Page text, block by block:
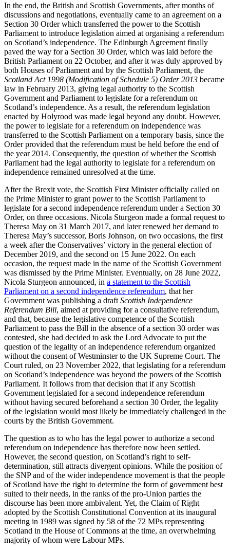
In the end, the British and Scottish Governments, after months of
discussions and negotiations, eventually came to an agreement on a
Section 30 Order which transferred the power to the Scottish
Parliament to introduce legislation aimed at organising a referendum
on Scotland’s independence. The Edinburgh Agreement finally
paved the way for a Section 30 Order, which was laid before the
British Parliament on 22 October, and after it was duly approved by
both Houses of Parliament and by the Scottish Parliament, the
Scotland Act 1998 (Modification of Schedule 5) Order 2013 became
law in February 2013, giving legal authority to the Scottish
Government and Parliament to legislate for a referendum on
Scotland’s independence. As a result, the referendum legislation
enacted by Holyrood was made legal beyond any doubt. However,
the power to legislate for a referendum on independence was
transferred to the Scottish Parliament on a temporary basis, since the
Order provided that the referendum must be held before the end of
the year 2014. Consequently, the question of whether the Scottish
Parliament had the legal authority to legislate for a referendum on
independence remained unresolved at the time.
After the Brexit vote, the Scottish First Minister officially called on
the Prime Minister to grant power to the Scottish Parliament to
legislate for a second independence referendum under a Section 30
Order, on three occasions. Nicola Sturgeon made a formal request to
Theresa May on 31 March 2017, and later renewed her demand to
Theresa May’s successor, Boris Johnson, on two occasions, the first
a week after the Conservatives’ victory in the general election of
December 2019, and the second on 15 June 2022. On each
occasion, the request made in the name of the Scottish Government
was dismissed by the Prime Minister. Eventually, on 28 June 2022,
Nicola Sturgeon announced, in a statement to the Scottish
Parliament on a second independence referendum, that her
Government was publishing a draft Scottish Independence
Referendum Bill, aimed at providing for a consultative referendum,
and that, because the legislative competence of the Scottish
Parliament to pass the Bill in the absence of a section 30 order was
contested, she had decided to ask the Lord Advocate to put the
question of the legality of an independence referendum organized
without the consent of Westminster to the UK Supreme Court. The
Court ruled, on 23 November 2022, that legislating for a referendum
on Scotland’s independence was beyond the powers of the Scottish
Parliament. It follows from that decision that if any Scottish
Government legislated for a second independence referendum
without having secured beforehand a section 30 Order, the legality
of the legislation would most likely be immediately challenged in the
courts by the British Government.
The question as to who has the legal power to authorize a second
referendum on independence has therefore now been settled.
However, the second question, on Scotland’s right to self-
determination, still attracts divergent opinions. While the position of
the SNP and of the wider independence movement is that the people
of Scotland have the right to determine the form of government best
suited to their needs, in the ranks of the pro-Union parties the
discourse has been more ambivalent. Yet, the Claim of Right
adopted by the Scottish Constitutional Convention at its inaugural
meeting in 1989 was signed by 58 of the 72 MPs representing
Scotland in the House of Commons at the time, an overwhelming
majority of whom were Labour MPs.